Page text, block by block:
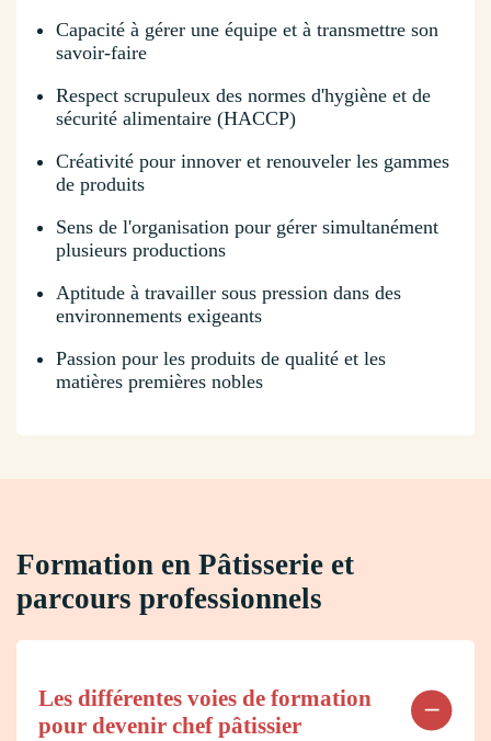
Capacité à gérer une équipe et à transmettre son
savoir-faire
Respect scrupuleux des normes d'hygiène et de
sécurité alimentaire (HACCP)
Créativité pour innover et renouveler les gammes
de produits
Sens de l'organisation pour gérer simultanément
plusieurs productions
Aptitude à travailler sous pression dans des
environnements exigeants
Passion pour les produits de qualité et les
matières premières nobles
Formation en Pâtisserie et
parcours professionnels
Les différentes voies de formation
pour devenir chef pâtissier